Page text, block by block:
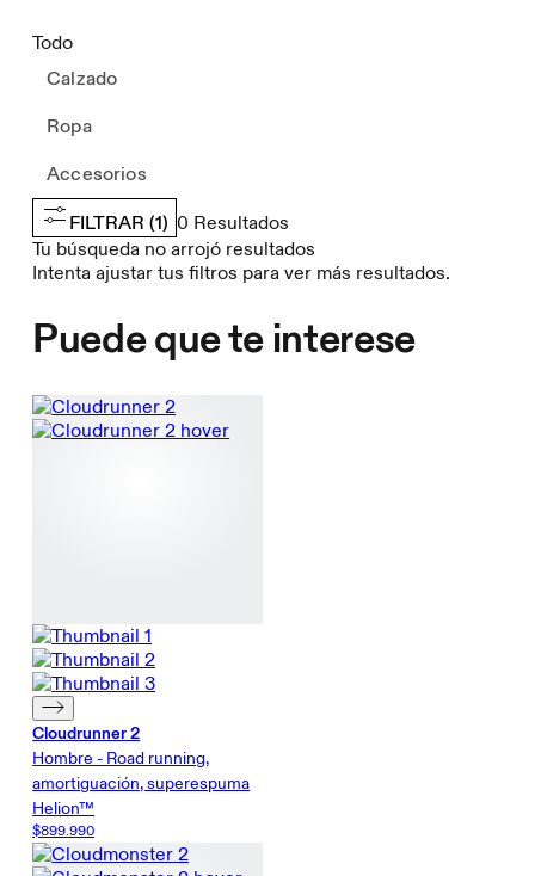
Todo
Calzado
Ropa
Accesorios
FILTRAR (1) 0 Resultados
Tu búsqueda no arrojó resultados
Intenta ajustar tus filtros para ver más resultados.
Puede que te interese
Cloudrunner 2
Hombre - Road running,
amortiguación, superespuma
Helion™
$899.990